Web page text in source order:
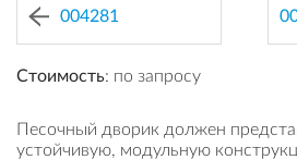
004281
Стоимость: по запросу
Песочный дворик должен
устойчивую, модульную